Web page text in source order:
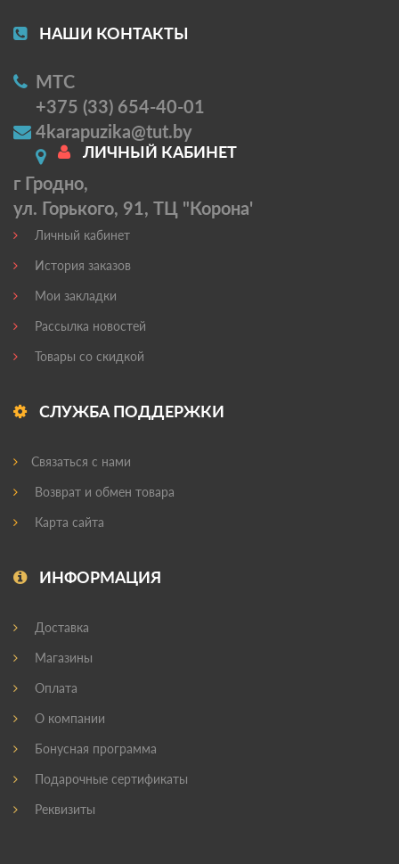
НАШИ КОНТАКТЫ
МТС
+375 (33) 654-40-01
4karapuzika@tut.by
г Гродно,
ул. Горького, 91, ТЦ "Корона'
ЛИЧНЫЙ КАБИНЕТ
Личный кабинет
История заказов
Мои закладки
Рассылка новостей
Товары со скидкой
СЛУЖБА ПОДДЕРЖКИ
Связаться с нами
Возврат и обмен товара
Карта сайта
ИНФОРМАЦИЯ
Доставка
Магазины
Оплата
О компании
Бонусная программа
Подарочные сертификаты
Реквизиты